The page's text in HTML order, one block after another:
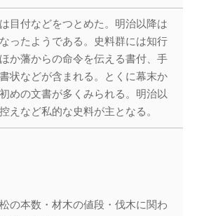
目付などをつとめた。明治以降は
ったようである。史料群には知行
か藩からの命令を伝える書付、手
状などが含まれる。とくに幕末か
めの文書が多くみられる。明治以
えなど私的な史料が主となる。
の本数・材木の値段・伐木に関わ